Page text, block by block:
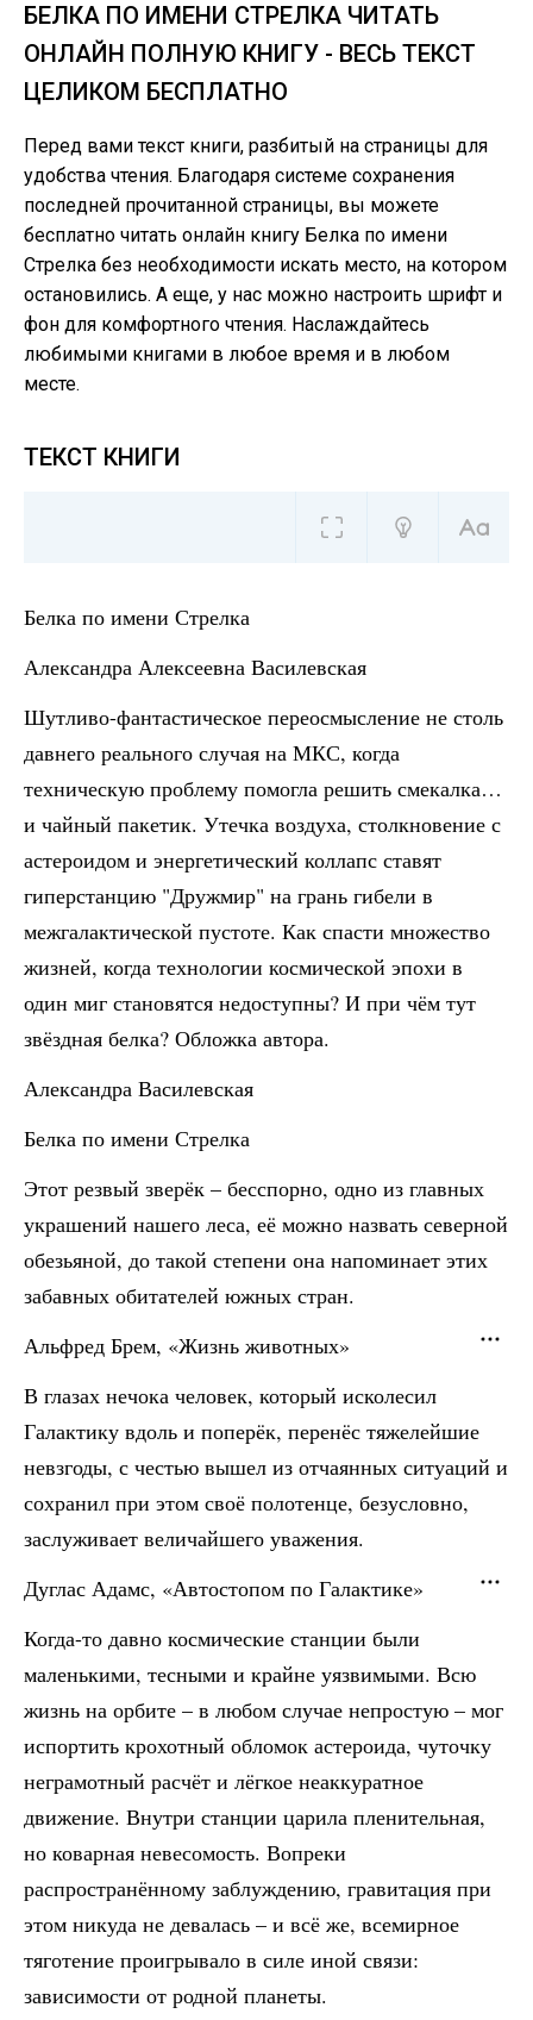
БЕЛКА ПО ИМЕНИ СТРЕЛКА ЧИТАТЬ
ОНЛАЙН ПОЛНУЮ КНИГУ - ВЕСЬ ТЕКСТ
ЦЕЛИКОМ БЕСПЛАТНО
Перед вами текст книги, разбитый на страницы для
удобства чтения. Благодаря системе сохранения
последней прочитанной страницы, вы можете
бесплатно читать онлайн книгу Белка по имени
Стрелка без необходимости искать место, на котором
остановились. А еще, у нас можно настроить шрифт и
фон для комфортного чтения. Наслаждайтесь
любимыми книгами в любое время и в любом
месте.
ТЕКСТ КНИГИ
Белка по имени Стрелка
Александра Алексеевна Василевская
Шутливо-фантастическое переосмысление не столь
давнего реального случая на МКС, когда
техническую проблему помогла решить смекалка…
и чайный пакетик. Утечка воздуха, столкновение с
астероидом и энергетический коллапс ставят
гиперстанцию "Дружмир" на грань гибели в
межгалактической пустоте. Как спасти множество
жизней, когда технологии космической эпохи в
один миг становятся недоступны? И при чём тут
звёздная белка? Обложка автора.
Александра Василевская
Белка по имени Стрелка
Этот резвый зверёк – бесспорно, одно из главных
украшений нашего леса, её можно назвать северной
обезьяной, до такой степени она напоминает этих
забавных обитателей южных стран.
Альфред Брем, «Жизнь животных»
В глазах нечока человек, который исколесил
Галактику вдоль и поперёк, перенёс тяжелейшие
невзгоды, с честью вышел из отчаянных ситуаций и
сохранил при этом своё полотенце, безусловно,
заслуживает величайшего уважения.
Дуглас Адамс, «Автостопом по Галактике»
Когда-то давно космические станции были
маленькими, тесными и крайне уязвимыми. Всю
жизнь на орбите – в любом случае непростую – мог
испортить крохотный обломок астероида, чуточку
неграмотный расчёт и лёгкое неаккуратное
движение. Внутри станции царила пленительная,
но коварная невесомость. Вопреки
распространённому заблуждению, гравитация при
этом никуда не девалась – и всё же, всемирное
тяготение проигрывало в силе иной связи:
зависимости от родной планеты.